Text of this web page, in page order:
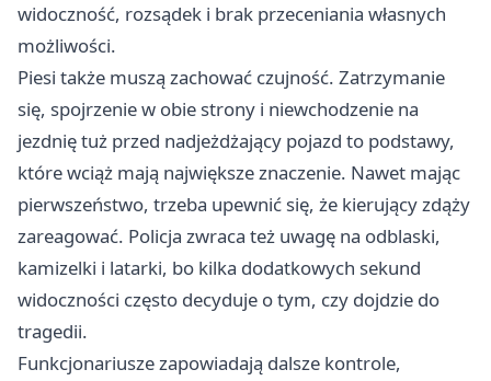
widoczność, rozsądek i brak przeceniania własnych
możliwości.
Piesi także muszą zachować czujność. Zatrzymanie
się, spojrzenie w obie strony i niewchodzenie na
jezdnię tuż przed nadjeżdżający pojazd to podstawy,
które wciąż mają największe znaczenie. Nawet mając
pierwszeństwo, trzeba upewnić się, że kierujący zdąży
zareagować. Policja zwraca też uwagę na odblaski,
kamizelki i latarki, bo kilka dodatkowych sekund
widoczności często decyduje o tym, czy dojdzie do
tragedii.
Funkcjonariusze zapowiadają dalsze kontrole,